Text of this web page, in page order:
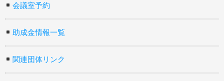
会議室予約
助成金情報一覧
関連団体リンク